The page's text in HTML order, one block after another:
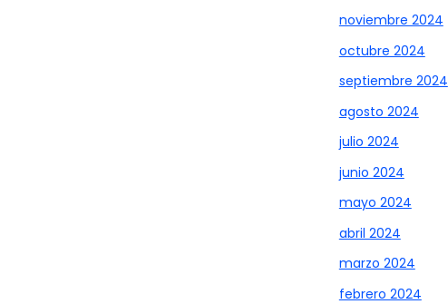
noviembre 2024
octubre 2024
septiembre 2024
agosto 2024
julio 2024
junio 2024
mayo 2024
abril 2024
marzo 2024
febrero 2024